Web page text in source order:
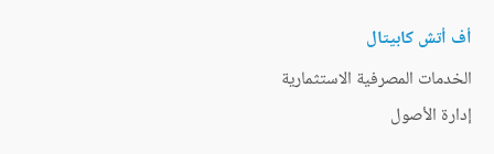
أف أتش كابيتال
الخدمات المصرفية الاستثمارية
إدارة الأصول